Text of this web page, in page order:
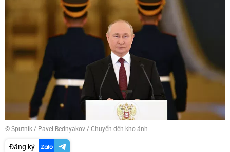
© Sputnik / Pavel Bednyakov/Chuyển đến kho ảnh
Đăng ký